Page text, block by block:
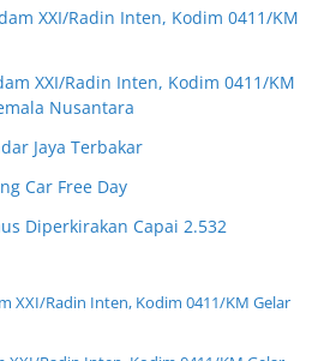
XXI/Radin Inten, Kodim 0411/KM
XXI/Radin Inten, Kodim 0411/KM
Nusantara
Jaya Terbakar
Car Free Day
Diperkirakan Capai 2.532
XXI/Radin Inten, Kodim 0411/KM Gelar